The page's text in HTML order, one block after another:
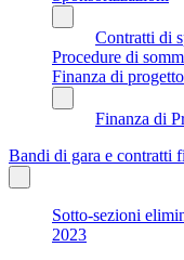
Contratti di
Procedure di
Finanza di progetto
Finanza di
Bandi di gara e contratti
Sotto-sezioni
2023